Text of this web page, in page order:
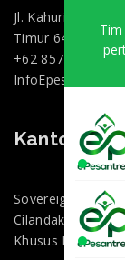
Jl. Kahuripan 47,
Timur 64182
+62 857-0130-
Kantor
Sovereign Plaza,
Cilandak Bar.,
Khusus Ibukota